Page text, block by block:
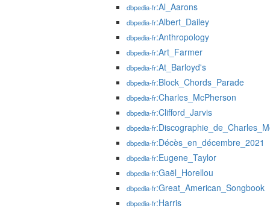
dbpedia-fr:Al_Aarons
dbpedia-fr:Albert_Dailey
dbpedia-fr:Anthropology
dbpedia-fr:Art_Farmer
dbpedia-fr:At_Barloyd's
dbpedia-fr:Block_Chords_Parade
dbpedia-fr:Charles_McPherson
dbpedia-fr:Clifford_Jarvis
dbpedia-fr
dbpedia-fr:Décès_en_décembre_2021
dbpedia-fr:Eugene_Taylor
dbpedia-fr:Gaël_Horellou
dbpedia-fr:Great_American_Songbook
dbpedia-fr:Harris